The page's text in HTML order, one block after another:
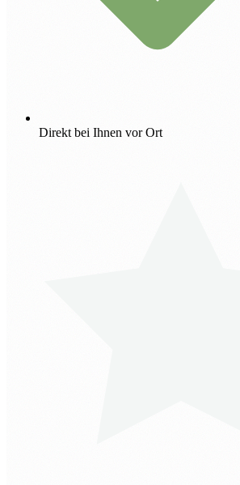
Direkt bei Ihnen vor Ort